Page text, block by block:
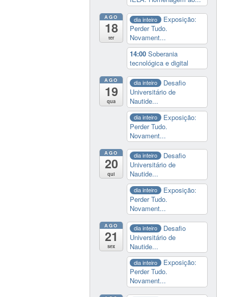
AGO
18
ter
dia inteiro
Exposição:
Perder Tudo.
Novament...
14:00Soberania
tecnológica e digital
AGO
19
qua
dia inteiro
Desafio
Universitário de
Nautide...
dia inteiro
Exposição:
Perder Tudo.
Novament...
AGO
20
qui
dia inteiro
Desafio
Universitário de
Nautide...
dia inteiro
Exposição:
Perder Tudo.
Novament...
AGO
21
sex
dia inteiro
Desafio
Universitário de
Nautide...
dia inteiro
Exposição:
Perder Tudo.
Novament...